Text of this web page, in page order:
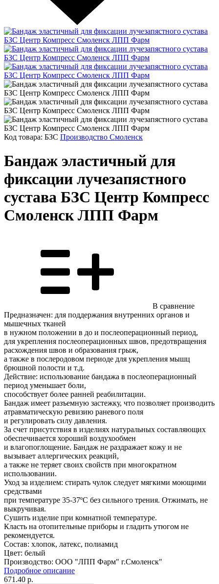
Код товара: БЗС Производство Смоленск
Бандаж эластичный для
фиксации лучезапястного
сустава БЗС Центр Компресс
Смоленск ЛПП Фарм
В сравнение
Предназначен: для поддержания внутренних органов и
мышечных тканей
в нужном положении в до и послеоперационный период,
для укрепления послеоперационных швов, предотвращения
расхождения швов и образования грыж,
а также в послеродовом периоде для укрепления мышц
брюшной полости и т.д.
Действие: использование бандажа в послеоперационный
период уменьшает боли,
способствует более ранней реабилитации.
Бандаж имеет разъемную застежку, что позволяет производить
атравматическую ревизию раневого поля
и регулировать силу давления.
За счет присутствия в изделиях натуральных составляющих
обеспечивается хороший воздухообмен
и влагопоглощение. Бандаж не раздражает кожу и не
вызывает аллергических реакций,
а также не теряет своих свойств при многократном
использовании.
Уход за изделием: стирать чулок следует мягкими моющими
средствами
при температуре 35-37ºC без сильного трения. Отжимать, не
выкручивая.
Сушить изделие при комнатной температуре.
Класть на отопительные приборы и гладить утюгом не
рекомендуется.
Состав: хлопок, латекс, полиамид
Цвет: белый
Производство: ООО "ЛПП Фарм" г.Смоленск"
Подробное описание
671.40 р.